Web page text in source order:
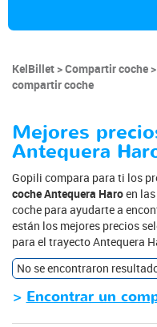
KelBillet Compartir coche
compartir coche
Mejores
Antequera
Gopili compara para ti los
coche Antequera Haroen
coche para ayudarte a
están los mejores precios
para el trayecto Antequera
No se encontraron
>Encontrar un